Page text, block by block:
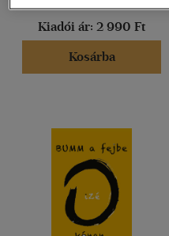
Vélemény szerint
(236)
Kiadói ár: 2 990 Ft
Kosárba